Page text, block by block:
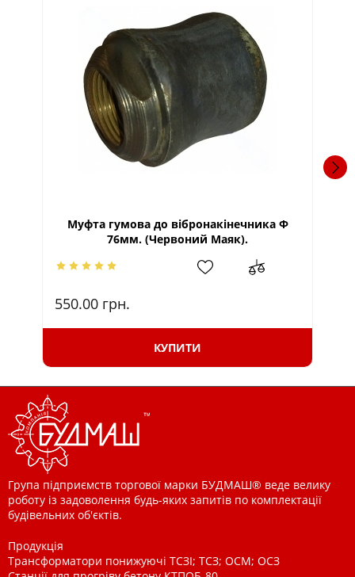
Муфта гумова до вібронакінечника Ф
76мм. (Червоний Маяк).
550.00 грн.
КУПИТИ
Група підприємств торгової марки БУДМАШ® веде велику
роботу із задоволення будь-яких запитів по комплектації
будівельних об'єктів.
Продукція
Трансформатори понижуючі ТСЗІ; ТСЗ; ОСМ; ОСЗ